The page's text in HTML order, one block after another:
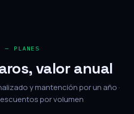
— PLANES
valor anual
y mantención por un año ·
por volumen